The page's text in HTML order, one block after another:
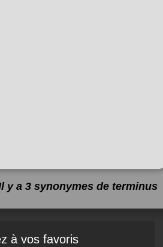
y a 3 synonymes de terminus
à vos favoris